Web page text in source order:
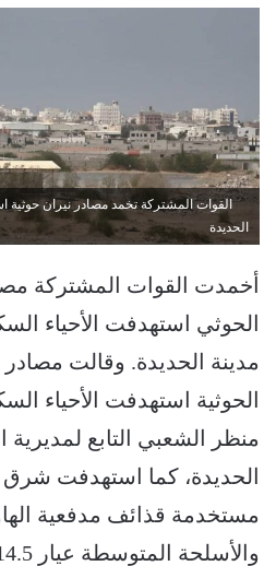
القوات المشتركة تخمد مصادر نيران حوثية
الحديدة
أخمدت القوات المشتركة
الحوثي استهدفت الأحياء
مدينة الحديدة. وقالت مصادر
الحوثية استهدفت الأحياء
منظر الشعبي التابع
الحديدة، كما استهدفت شرق